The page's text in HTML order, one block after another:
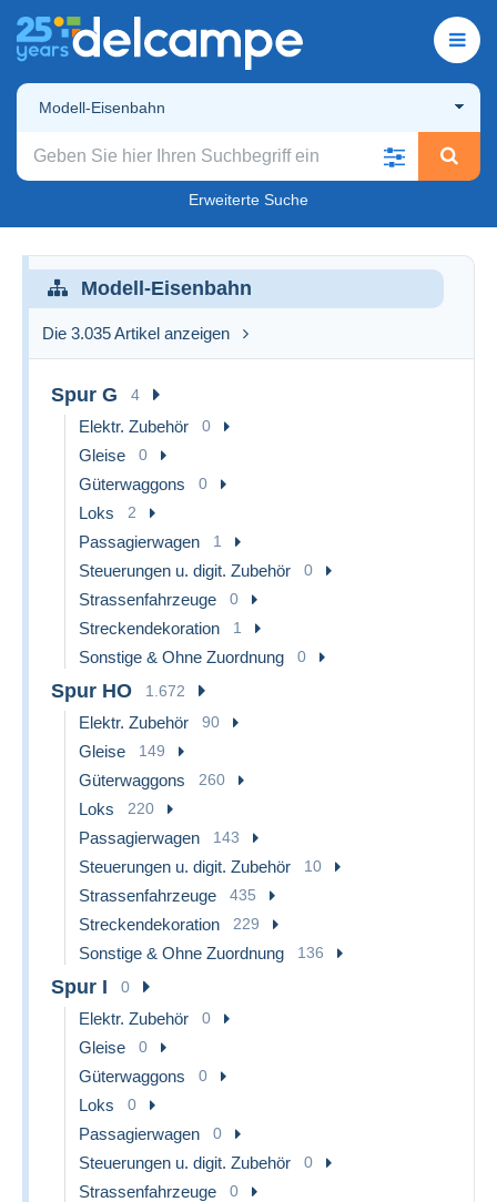
Modell-Eisenbahn
Erweiterte Suche
Modell-Eisenbahn
Die 3.035 Artikel anzeigen
Spur G 4
Elektr. Zubehör 0
Gleise 0
Güterwaggons 0
Loks 2
Passagierwagen 1
Steuerungen u. digit. Zubehör 0
Strassenfahrzeuge 0
Streckendekoration 1
Sonstige & Ohne Zuordnung 0
Spur HO 1.672
Elektr. Zubehör 90
Gleise 149
Güterwaggons 260
Loks 220
Passagierwagen 143
Steuerungen u. digit. Zubehör 10
Strassenfahrzeuge 435
Streckendekoration 229
Sonstige & Ohne Zuordnung 136
Spur I 0
Elektr. Zubehör 0
Gleise 0
Güterwaggons 0
Loks 0
Passagierwagen 0
Steuerungen u. digit. Zubehör 0
Strassenfahrzeuge 0